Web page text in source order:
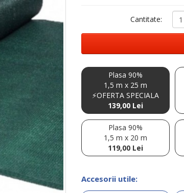
Cantitate:
Plasa 90%
1,5 m x 25 m
⚡OFERTA SPECIALA
139,00 Lei
Plasa 90%
1,5 m x 20 m
119,00 Lei
Accesorii utile: